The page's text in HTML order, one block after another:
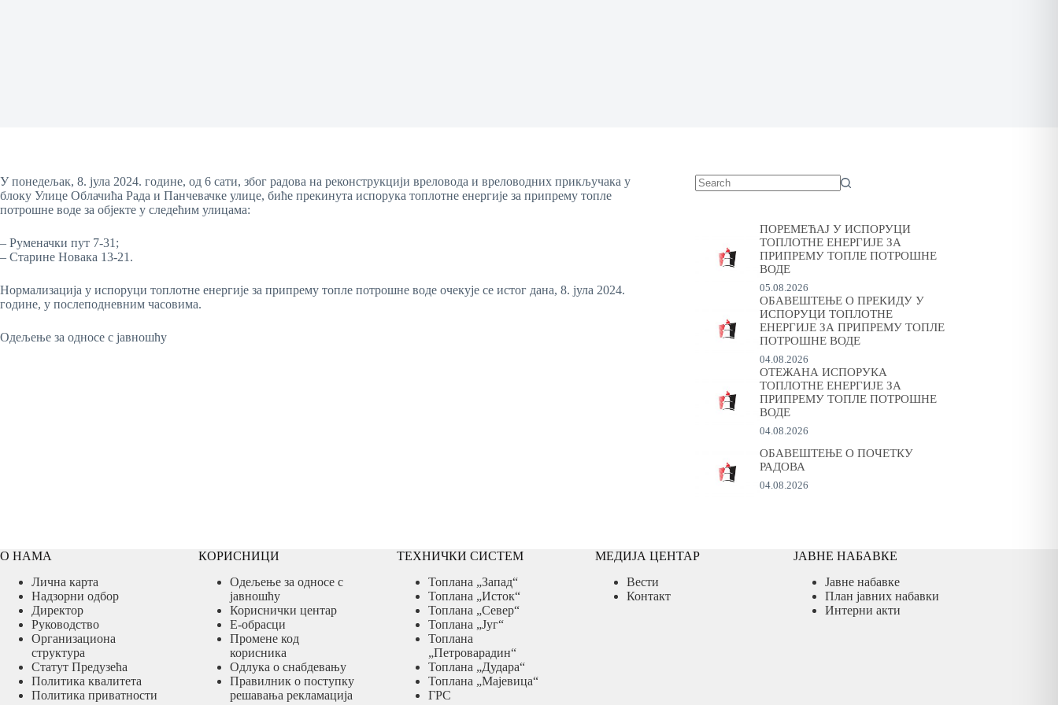
У понедељак, 8. јула 2024. године, од 6 сати, због радова на реконструкцији вреловода и вреловодних прикључака у
блоку Улице Облачића Рада и Панчевачке улице, биће прекинута испорука топлотне енергије за припрему топле
потрошне воде за објекте у следећим улицама:
– Руменачки пут 7-31;
– Старине Новака 13-21.
Нормализација у испоруци топлотне енергије за припрему топле потрошне воде очекује се истог дана, 8. јула 2024.
године, у послеподневним часовима.
Одељење за односе с јавношћу
ПОРЕМЕЋАЈ У ИСПОРУЦИ
ТОПЛОТНЕ ЕНЕРГИЈЕ ЗА
ПРИПРЕМУ ТОПЛЕ ПОТРОШНЕ
ВОДЕ
05.08.2026
ОБАВЕШТЕЊЕ О ПРЕКИДУ У
ИСПОРУЦИ ТОПЛОТНЕ
ЕНЕРГИЈЕ ЗА ПРИПРЕМУ ТОПЛЕ
ПОТРОШНЕ ВОДЕ
04.08.2026
ОТЕЖАНА ИСПОРУКА
ТОПЛОТНЕ ЕНЕРГИЈЕ ЗА
ПРИПРЕМУ ТОПЛЕ ПОТРОШНЕ
ВОДЕ
04.08.2026
ОБАВЕШТЕЊЕ О ПОЧЕТКУ
РАДОВА
04.08.2026
О НАМА
Лична карта
Надзорни одбор
Директор
Руководство
Организациона
структура
Статут Предузећа
Политика квалитета
Политика приватности
КОРИСНИЦИ
Одељење за односе с
јавношћу
Кориснички центар
Е-обрасци
Промене код
корисника
Одлука о снабдевању
Правилник о поступку
решавања рекламација
ТЕХНИЧКИ СИСТЕМ
Топлана „Запад“
Топлана „Исток“
Топлана „Север“
Топлана „Југ“
Топлана
„Петроварадин“
Топлана „Дудара“
Топлана „Мајевица“
ГРС
МЕДИЈА ЦЕНТАР
Вести
Контакт
ЈАВНЕ НАБАВКЕ
Јавне набавке
План јавних набавки
Интерни акти